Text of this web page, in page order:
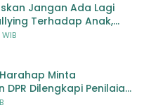
Jangan Ada Lagi
Terhadap Anak,
Pihak
Harahap Minta
Dilengkapi Penilaian